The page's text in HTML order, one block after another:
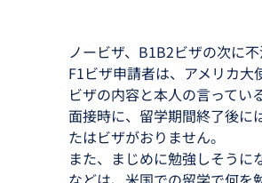
ノービザ、B1B2ビザの次に
F1ビザ申請者は、アメリカ大
ビザの内容と本人の言ってい
面接時に、留学期間終了後に
たはビザがおりません。
また、まじめに勉強しそう